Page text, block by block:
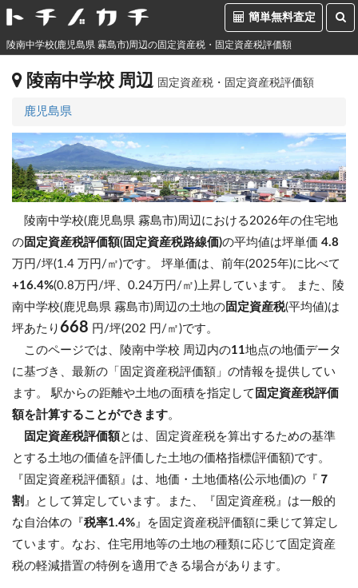
簡単無料査定
陵南中学校(鹿児島県 霧島市)周辺の固定資産税・固定資産税評価額
陵南中学校 周辺 固定資産税・固定資産税評価額
鹿児島県
陵南中学校(鹿児島県 霧島市)周辺における2026年の住宅地
の 固定資産税評価額(固定資産税路線価)の平均値は坪単価 4.8
万円/坪(1.4 万円/㎡)です。 坪単価は、前年(2025年)に比べて
+16.4%(0.8万円/坪、0.24万円/㎡)上昇しています。
また、陵
南中学校(鹿児島県 霧島市)周辺の土地の 固定資産税(平均値)は
坪あたり 668 円/坪(202 円/㎡)です。
このページでは、陵南中学校 周辺内の11地点の地価データ
に基づき、最新の「固定資産税評価額」の情報を提供してい
ます。 駅からの距離や土地の面積を指定して 固定資産税評価
額を計算することができます。
固定資産税評価額とは、固定資産税を算出するための基準
とする土地の価値を評価した土地の価格指標(評価額)です。
『固定資産税評価額』は、地価・土地価格(公示地価)の『 ７
割 』として算定しています。また、『固定資産税』は一般的
な自治体の『税率1.4% 』を固定資産税評価額に乗じて算定し
ています。なお、住宅用地等の土地の種類に応じて固定資産
税の軽減措置の特例を適用できる場合があります。